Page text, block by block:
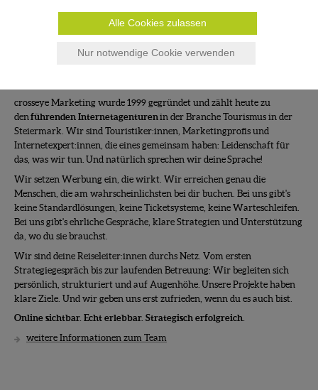
crosseye Marketing wurde 1999 gegründet und zählt heute zu
denführenden Internetagenturenin der Branche Tourismus in der
Steiermark. Wir sind Touristiker:innen, Marketingprofis und
Internetexpert:innen, die eines gemeinsam haben: Leidenschaft für
das, was wir tun. Und natürlich sprechen wir deine Sprache!
Wir setzen Werbung ein, die wirkt. Wir erreichen genau die
Menschen, die am wahrscheinlichsten bei dir buchen. Bei uns gibt's
keine Standardlösungen, keine Ticketsysteme, keine Warteschleifen.
Bei uns gibt's ehrliche Gespräche, klare Strategien und Unterstützung
da, wo du sie brauchst.
Wir sind deine Reiseleiter:innen durchs Netz. Vom ersten
Strategiegespräch bis zur laufenden Betreuung: Wir begleiten sich
persönlich, strukturiert und auf Augenhöhe. Unsere Projekte haben
klare Ziele. Und wir geben uns erst zufrieden, wenn du es auch bist.
Online sichtbar. Echt erlebbar. Strategisch erfolgreich.
weitere Informationen zum Team
Alle Cookies zulassen
Nur notwendige Cookie verwenden